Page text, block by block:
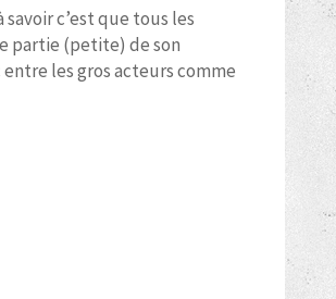
c’est que tous les
partie (petite) de son
les gros acteurs comme